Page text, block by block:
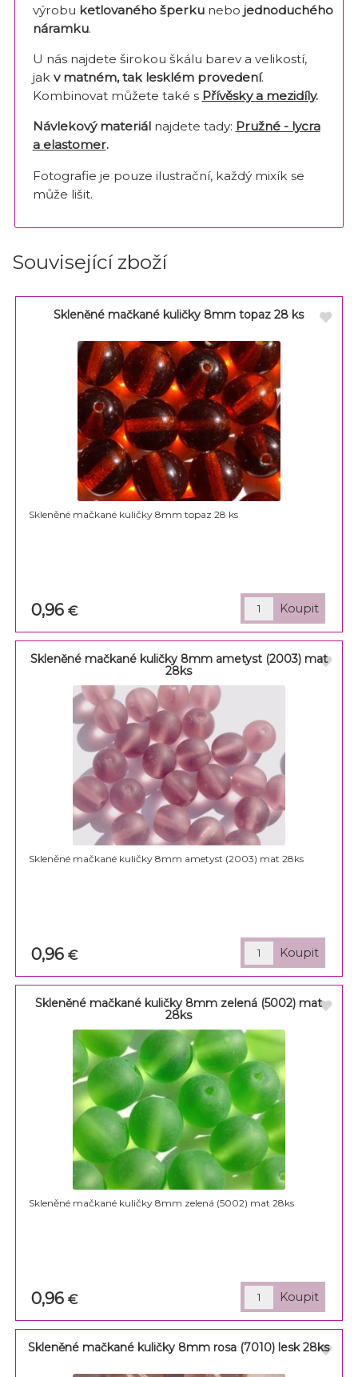
výrobu ketlovaného šperkunebo jednoduchého
náramku.
U nás najdete širokou škálu barev a velikostí,
jak v matném, tak lesklém provedení.
Kombinovat můžete také s Přívěsky a mezidíly.
Návlekový materiálnajdete tady: Pružné - lycra
a elastomer.
Fotografie je pouze ilustrační, každý mixík se
může lišit.
Související zboží
Skleněné mačkané kuličky 8mm topaz 28 ks
Skleněné mačkané kuličky 8mm topaz 28 ks
0,96€
Skleněné mačkané kuličky 8mm ametyst (2003) mat
28ks
Skleněné mačkané kuličky 8mm ametyst (2003) mat 28ks
0,96€
Skleněné mačkané kuličky 8mm zelená (5002) mat
28ks
Skleněné mačkané kuličky 8mm zelená (5002) mat 28ks
0,96€
Skleněné mačkané kuličky 8mm rosa (7010) lesk 28ks